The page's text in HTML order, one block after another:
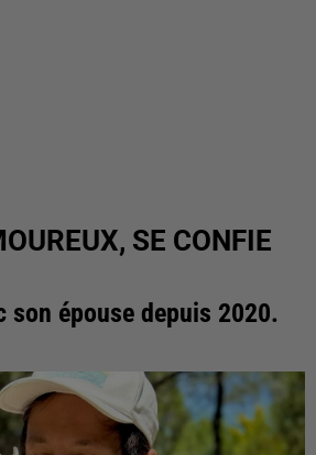
SE CONFIE
son épouse depuis 2020.